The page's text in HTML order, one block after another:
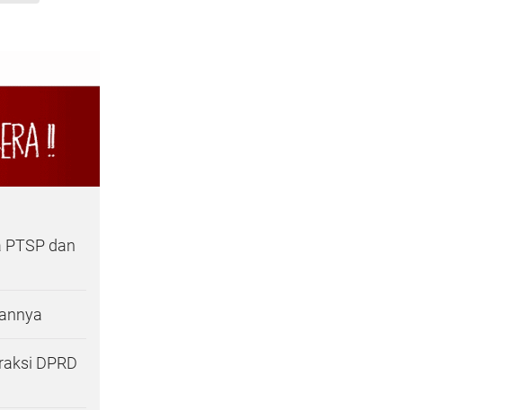
dan
DPRD